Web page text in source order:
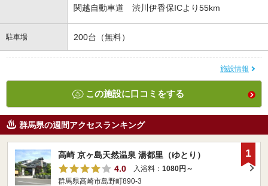
関越自動車道 渋川伊香保ICより55km
駐車場 200台（無料）
施設情報
この施設に口コミをする
群馬県の週間アクセスランキング
高崎 京ヶ島天然温泉 湯都里（ゆとり）
4.0
入浴料： 1080円～
群馬県高崎市島野町890-3
1